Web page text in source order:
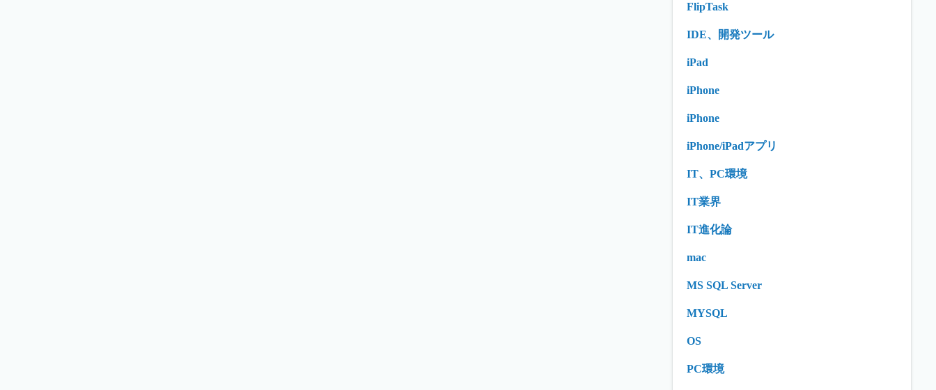
FlipTask
IDE、開発ツール
iPad
iPhone
iPhone
iPhone/iPadアプリ
IT、PC環境
IT業界
IT進化論
mac
MS SQL Server
MYSQL
OS
PC環境